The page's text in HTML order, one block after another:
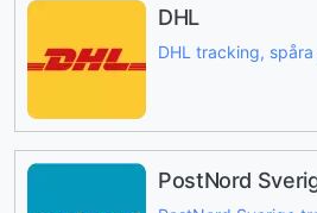
DHL
DHL tracking,
PostNord